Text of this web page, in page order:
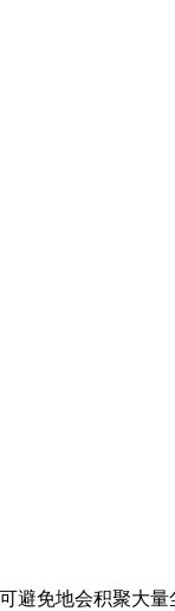
避免地会积聚大